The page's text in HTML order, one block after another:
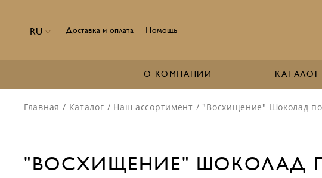
RU Доставка и оплата Помощь
О КОМПАНИИ
Главная / Каталог / Наш ассортимент / "Восхищение" Шоколад
"ВОСХИЩЕНИЕ" ШОКОЛАД